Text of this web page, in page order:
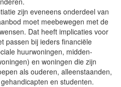
zijn eveneens onderdeel van
moet meebewegen met de
Dat heeft implicaties voor
passen bij ieders financiële
huurwoningen, midden-
en woningen die zijn
als ouderen, alleenstaanden,
en studenten.